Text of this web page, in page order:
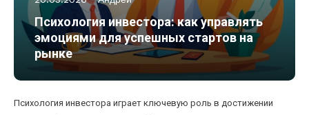
Психология инвестора: как управлять
эмоциями для успешных стартов на
рынке
Психология инвестора играет ключевую роль в достижении